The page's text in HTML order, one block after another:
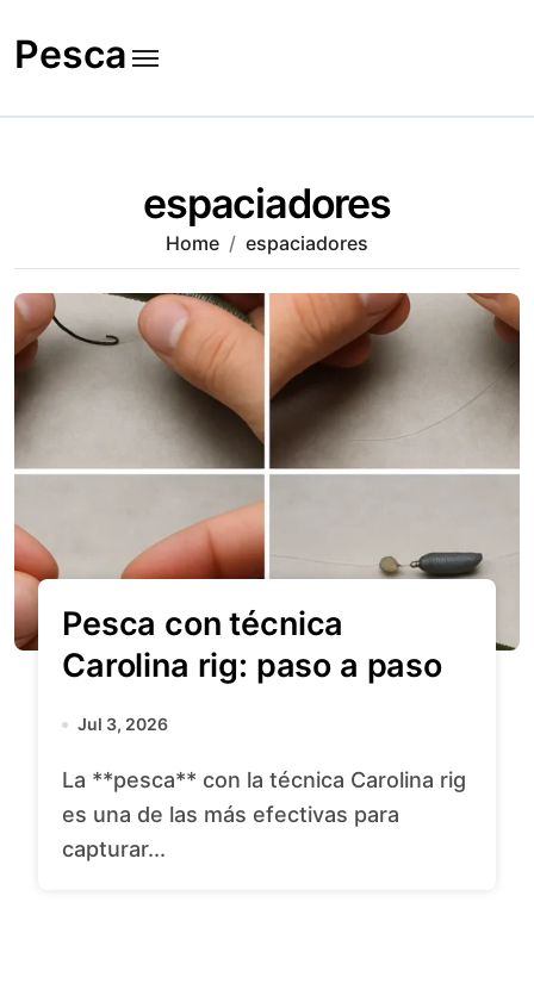
to
content
Pesca
espaciadores
Home espaciadores
Pesca con técnica
Carolina rig: paso a paso
Jul 3, 2026
La **pesca** con la técnica Carolina rig
es una de las más efectivas para
capturar...